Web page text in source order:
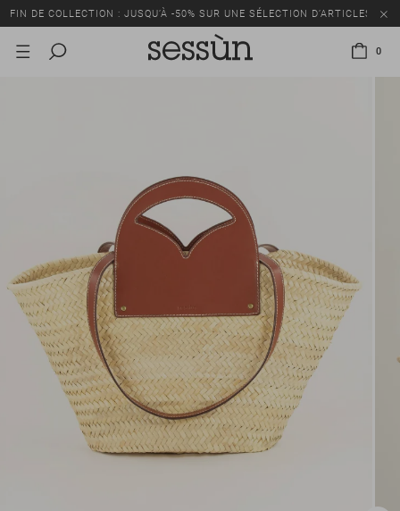
FIN DE COLLECTION : JUSQU’À -50% SUR UNE SÉLECTION D’ARTICLES
0